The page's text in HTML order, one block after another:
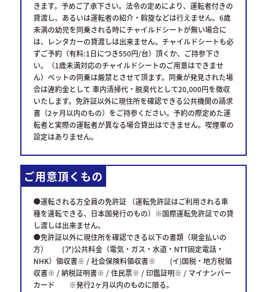
きます。予めご了承下さい。法令の定めにより、運転者付きの
貸渡し、あるいは運転者の紹介・斡旋などは行えません。6歳
未満の幼児を同乗される時にチャイルドシートが無い場合に
は、レンタカーの貸渡しは出来ません。チャイルドシートも必
ずご予約（有料:1日につき550円/台）頂くか、ご持参下さ
い。（1歳未満対応のチャイルドシートのご用意はできませ
ん）ペットの同乗は厳禁とさせて頂ます。同乗が発見された場
合は違約金として 車内清掃代・脱臭代として20,000円を徴収
いたします。免許証以外に現住所を確認できる公共機関の請求
書（2ヶ月以内のもの）をご持参ください。予約の際定めた運
転者と実際の運転者が異なる場合貸出はできません。喫煙車の
設定はありません。
ご用意頂くもの
●運転される方全員の免許証 （運転免許証はご利用される車
種を運転できる、日本国発行のもの）※国際運転免許証での貸
し渡しは出来ません。
●免許証以外に現住所を確認できる以下の書類（現金払いの
方） (ア)公共料金（電気・ガス・水道・NTT固定電話・
NHK）領収書※ / 社会保険料領収書※ (イ)国税・地方税領
収書※ / 納税証明書※ / 住民票※ / 印鑑証明※ / マイナンバー
カード ※発行2ヶ月以内のものに限る。